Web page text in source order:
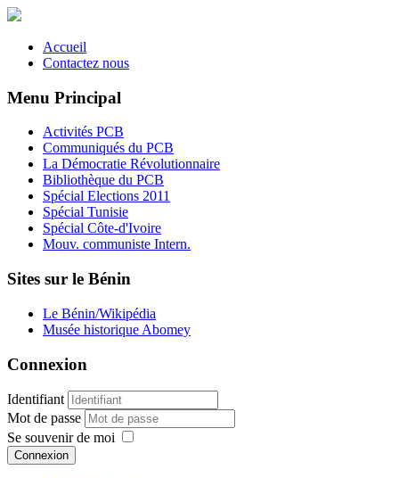
Accueil
Contactez nous
Menu Principal
Activités PCB
Communiqués du PCB
La Démocratie Révolutionnaire
Bibliothèque du PCB
Spécial Elections 2011
Spécial Tunisie
Spécial Côte-d'Ivoire
Mouv. communiste Intern.
Sites sur le Bénin
Le Bénin/Wikipédia
Musée historique Abomey
Connexion
Identifiant
Mot de passe
Se souvenir de moi
Connexion